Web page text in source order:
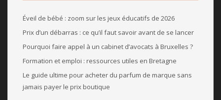
Éveil de bébé : zoom sur les jeux éducatifs de 2026
Prix d’un débarras : ce qu’il faut savoir avant de se lancer
Pourquoi faire appel à un cabinet d’avocats à Bruxelles ?
Formation et emploi : ressources utiles en Bretagne
Le guide ultime pour acheter du parfum de marque sans
jamais payer le prix boutique